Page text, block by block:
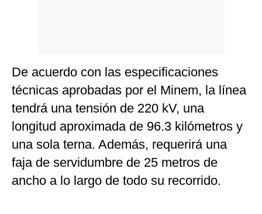
De acuerdo con las especificaciones
técnicas aprobadas por el Minem, la línea
tendrá una tensión de 220 kV, una
longitud aproximada de 96.3 kilómetros y
una sola terna. Además, requerirá una
faja de servidumbre de 25 metros de
ancho a lo largo de todo su recorrido.